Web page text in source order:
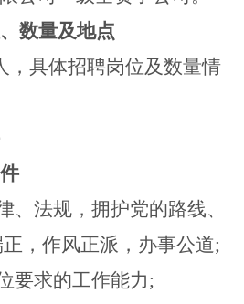
数量及地点
，具体招聘岗位及数量情
、法规，拥护党的路线、
，作风正派，办事公道;
要求的工作能力;